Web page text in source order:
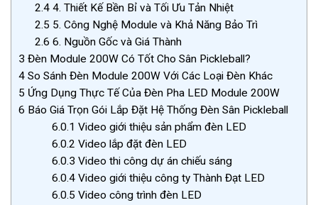
2.4 4. Thiết Kế Bền Bỉ và Tối Ưu Tản Nhiệt
2.5 5. Công Nghệ Module và Khả Năng Bảo Trì
2.6 6. Nguồn Gốc và Giá Thành
3 Đèn Module 200W Có Tốt Cho Sân Pickleball?
4 So Sánh Đèn Module 200W Với Các Loại Đèn Khác
5 Ứng Dụng Thực Tế Của Đèn Pha LED Module 200W
6 Báo Giá Trọn Gói Lắp Đặt Hệ Thống Đèn Sân Pickleball
6.0.1 Video giới thiệu sản phẩm đèn LED
6.0.2 Video lắp đặt đèn LED
6.0.3 Video thi công dự án chiếu sáng
6.0.4Video giới thiệu công ty Thành Đạt LED
6.0.5 Video công trình đèn LED